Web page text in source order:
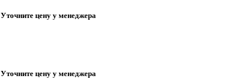
Уточните цену у менеджера
Уточните цену у менеджера